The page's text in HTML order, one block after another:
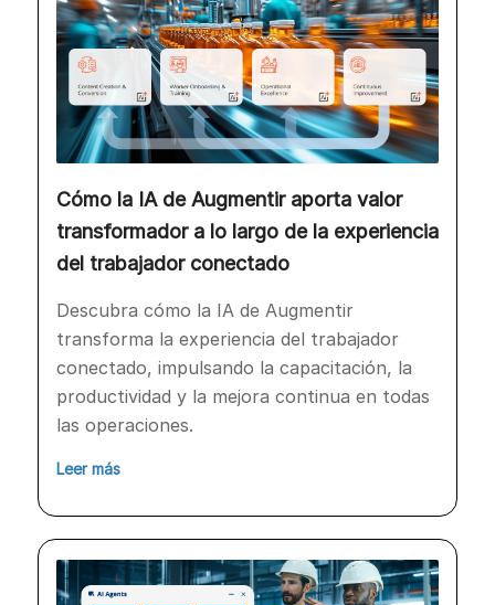
Cómo la IA de Augmentir aporta valor
transformador a lo largo de la experiencia
del trabajador conectado
Descubra cómo la IA de Augmentir
transforma la experiencia del trabajador
conectado, impulsando la capacitación, la
productividad y la mejora continua en todas
las operaciones.
Leer más